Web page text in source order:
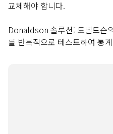
교체해야 합니다.
Donaldson 솔루션: 도널드슨
를 반복적으로 테스트하여 통